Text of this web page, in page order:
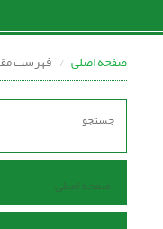
صفحه اصلی فهرست
صفحه اصلی